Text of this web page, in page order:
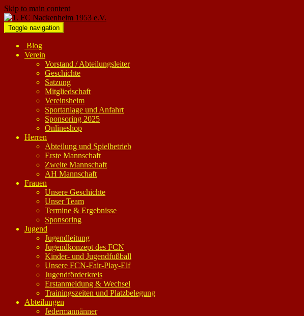
Skip to main content
Toggle navigation
Blog
Verein
Vorstand / Abteilungsleiter
Geschichte
Satzung
Mitgliedschaft
Vereinsheim
Sportanlage und Anfahrt
Sponsoring 2025
Onlineshop
Herren
Abteilung und Spielbetrieb
Erste Mannschaft
Zweite Mannschaft
AH Mannschaft
Frauen
Unsere Geschichte
Unser Team
Termine & Ergebnisse
Sponsoring
Jugend
Jugendleitung
Jugendkonzept des FCN
Kinder- und Jugendfußball
Unsere FCN-Fair-Play-Elf
Jugendförderkreis
Erstanmeldung & Wechsel
Trainingszeiten und Platzbelegung
Abteilungen
Jedermannänner